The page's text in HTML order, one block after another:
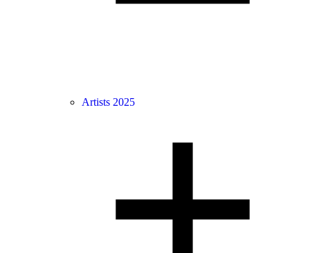
Artists 2025